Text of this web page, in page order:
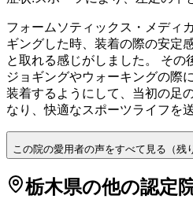
フォームソティックス・メディ
ギングした時、装着の際の安定
と取れる感じがしました。 その
ジョギングやウォーキングの際
装着するようにして、当初の足
なり、快適なスポーツライフを
この院の愛用者の声をすべて見る（残
栃木県の他の認定